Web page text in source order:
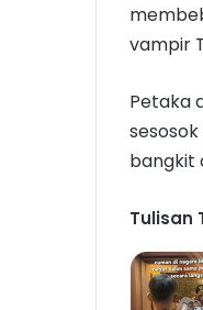
vampir
Petaka
bangkit
Tulisan